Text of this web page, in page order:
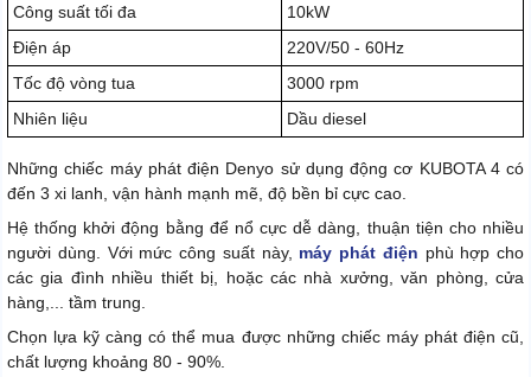
Công suất tối đa
10kW
Điện áp
220V/50 - 60Hz
Tốc độ vòng tua
3000 rpm
Nhiên liệu
Dầu diesel
Những chiếc máy phát điện Denyo sử dụng động cơ KUBOTA 4 có
đến 3 xi lanh, vận hành mạnh mẽ, độ bền bỉ cực cao.
Hệ thống khởi động bằng để nổ cực dễ dàng, thuận tiện cho nhiều
người dùng. Với mức công suất này, máy phát điện phù hợp cho
các gia đình nhiều thiết bị, hoặc các nhà xưởng, văn phòng, cửa
hàng,... tầm trung.
Chọn lựa kỹ càng có thể mua được những chiếc máy phát điện cũ,
chất lượng khoảng 80 - 90%.